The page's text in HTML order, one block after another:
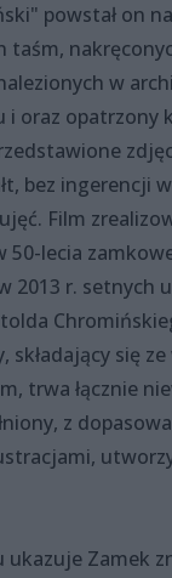
powstał on
taśm,
w
i oraz opatrzony
bez ingerencji
Film
50-lecia
2013 r. setnych
składający się
trwa łącznie
z
ukazuje Zamek